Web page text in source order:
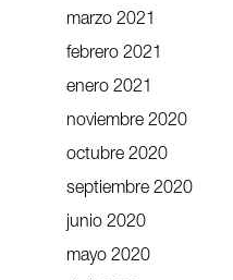
marzo 2021
febrero 2021
enero 2021
noviembre 2020
octubre 2020
septiembre 2020
junio 2020
mayo 2020